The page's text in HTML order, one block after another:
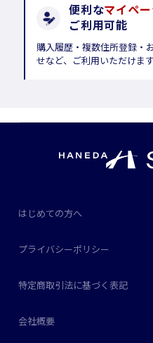
便利なマイペ
ご利用可能
購入履歴・複数住所登録・
せなど、ご利用いただけます
はじめての方へ
プライバシーポリシー
特定商取引法に基づく表記
会社概要